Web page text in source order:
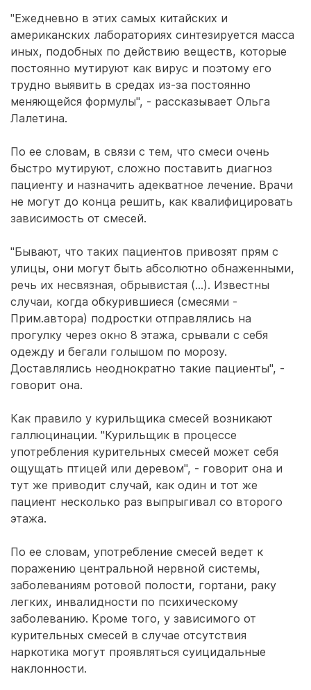
"Ежедневно в этих самых китайских и
американских лабораториях синтезируется масса
иных, подобных по действию веществ, которые
постоянно мутируют как вирус и поэтому его
трудно выявить в средах из-за постоянно
меняющейся формулы", - рассказывает Ольга
Лалетина.
По ее словам, в связи с тем, что смеси очень
быстро мутируют, сложно поставить диагноз
пациенту и назначить адекватное лечение. Врачи
не могут до конца решить, как квалифицировать
зависимость от смесей.
"Бывают, что таких пациентов привозят прям с
улицы, они могут быть абсолютно обнаженными,
речь их несвязная, обрывистая (...). Известны
случаи, когда обкурившиеся (смесями -
Прим.автора) подростки отправлялись на
прогулку через окно 8 этажа, срывали с себя
одежду и бегали голышом по морозу.
Доставлялись неоднократно такие пациенты", -
говорит она.
Как правило у курильщика смесей возникают
галлюцинации. "Курильщик в процессе
употребления курительных смесей может себя
ощущать птицей или деревом", - говорит она и
тут же приводит случай, как один и тот же
пациент несколько раз выпрыгивал со второго
этажа.
По ее словам, употребление смесей ведет к
поражению центральной нервной системы,
заболеваниям ротовой полости, гортани, раку
легких, инвалидности по психическому
заболеванию. Кроме того, у зависимого от
курительных смесей в случае отсутствия
наркотика могут проявляться суицидальные
наклонности.